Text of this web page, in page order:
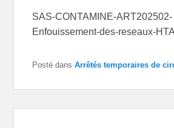
SAS-CONTAMINE-ART202502-
Enfouissement-des-reseaux-
Posté dans Arrêtés temporaires de